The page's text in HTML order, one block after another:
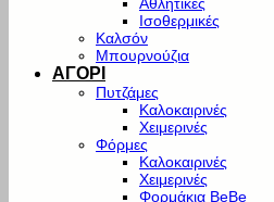
Ισοθερμικές
Καλσόν
Μπουρνούζια
ΑΓΟΡΙ
Πυτζάμες
Καλοκαιρινές
Χειμερινές
Φόρμες
Καλοκαιρινές
Χειμερινές
Φορμάκια BeBe